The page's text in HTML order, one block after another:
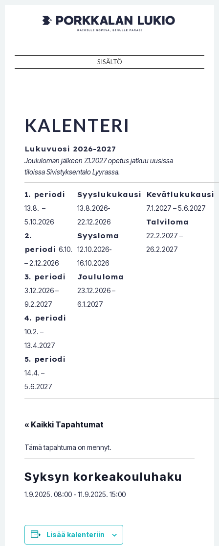
Porkkalan
lukio
Kaikille sopiva, sinulle paras!
SISÄLTÖ
KALENTERI
Lukuvuosi 2026-2027
Joululoman jälkeen 7.1.2027 opetus jatkuu uusissa
tiloissa Sivistyksentalo Lyyrassa.
1. periodi
13.8. –
5.10.2026
2.
periodi 6.10.
– 2.12.2026
3. periodi
3.12.2026 –
9.2.2027
4. periodi
10.2. –
13.4.2027
5. periodi
14.4. –
5.6.2027
Syyslukukausi
13.8.2026-
22.12.2026
Syysloma
12.10.2026-
16.10.2026
Joululoma
23.12.2026 –
6.1.2027
Kevätlukukausi
7.1.2027 – 5.6.2027
Talviloma
22.2.2027 –
26.2.2027
« Kaikki Tapahtumat
Tämä tapahtuma on mennyt.
Syksyn korkeakouluhaku
1.9.2025. 08:00 - 11.9.2025. 15:00
Lisää kalenteriin